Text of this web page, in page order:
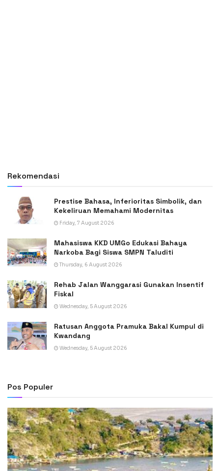
Rekomendasi
Prestise Bahasa, Inferioritas Simbolik, dan
Kekeliruan Memahami Modernitas
Friday, 7 August 2026
Mahasiswa KKD UMGo Edukasi Bahaya
Narkoba Bagi Siswa SMPN Taluditi
Thursday, 6 August 2026
Rehab Jalan Wanggarasi Gunakan Insentif
Fiskal
Wednesday, 5 August 2026
Ratusan Anggota Pramuka Bakal Kumpul di
Kwandang
Wednesday, 5 August 2026
Pos Populer